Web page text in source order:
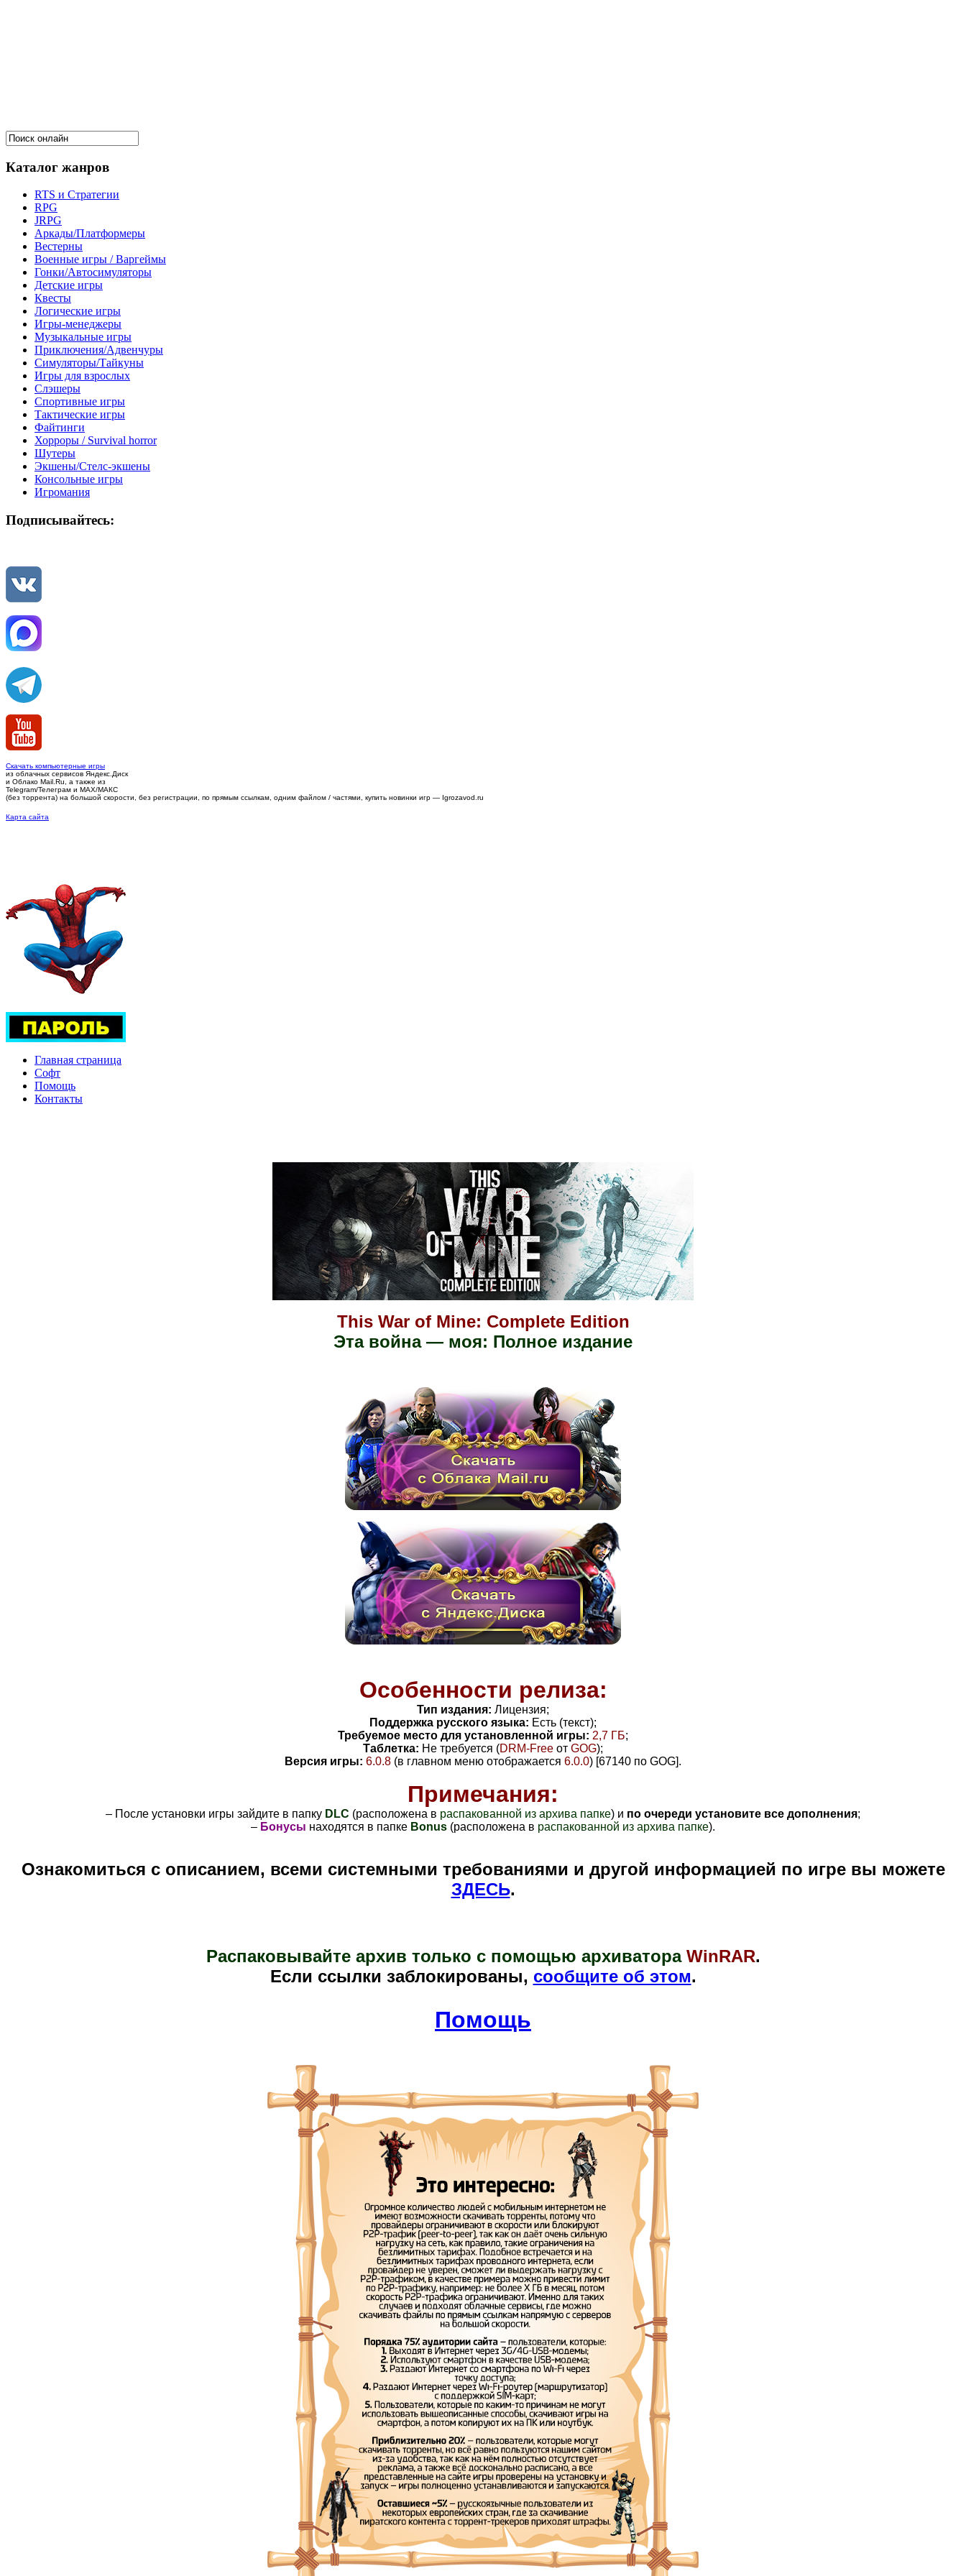
Каталог жанров
RTS и Стратегии
RPG
JRPG
Аркады/Платформеры
Вестерны
Военные игры / Варгеймы
Гонки/Автосимуляторы
Детские игры
Квесты
Логические игры
Игры-менеджеры
Музыкальные игры
Приключения/Адвенчуры
Симуляторы/Тайкуны
Игры для взрослых
Слэшеры
Спортивные игры
Тактические игры
Файтинги
Хорроры / Survival horror
Шутеры
Экшены/Стелс-экшены
Консольные игры
Игромания
Подписывайтесь:
Скачать компьютерные игры
из облачных сервисов Яндекс.Диск
и Облако Mail.Ru, а также из
Telegram/Телеграм и MAX/МАКС
(без торрента) на большой скорости, без регистрации, по прямым ссылкам, одним файлом / частями, купить новинки игр — Igrozavod.ru
Карта сайта
Главная страница
Софт
Помощь
Контакты
This War of Mine: Complete Edition
Эта война — моя: Полное издание
Особенности релиза:
Тип издания: Лицензия;
Поддержка русского языка: Есть (текст);
Требуемое место для установленной игры: 2,7 ГБ;
Таблетка: Не требуется (DRM-Free от GOG);
Версия игры: 6.0.8 (в главном меню отображается 6.0.0) [67140 по GOG].
Примечания:
– После установки игры зайдите в папку DLC (расположена в распакованной из архива папке) и по очереди установите все дополнения;
– Бонусы находятся в папке Bonus (расположена в распакованной из архива папке).
Ознакомиться с описанием, всеми системными требованиями и другой информацией по игре вы можете
ЗДЕСЬ.
Распаковывайте архив только с помощью архиватора WinRAR.
Если ссылки заблокированы, сообщите об этом.
Помощь